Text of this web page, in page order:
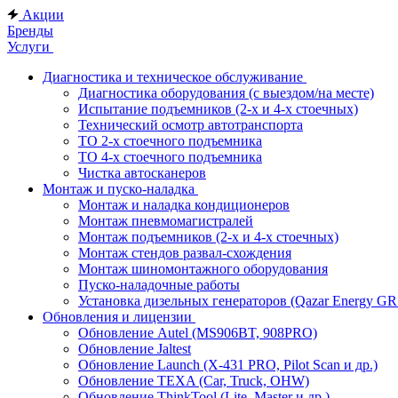
Акции
Бренды
Услуги
Диагностика и техническое обслуживание
Диагностика оборудования (с выездом/на месте)
Испытание подъемников (2-х и 4-х стоечных)
Технический осмотр автотранспорта
ТО 2-х стоечного подъемника
ТО 4-х стоечного подъемника
Чистка автосканеров
Монтаж и пуско-наладка
Монтаж и наладка кондиционеров
Монтаж пневмомагистралей
Монтаж подъемников (2-х и 4-х стоечных)
Монтаж стендов развал-схождения
Монтаж шиномонтажного оборудования
Пуско-наладочные работы
Установка дизельных генераторов (Qazar Energy
Обновления и лицензии
Обновление Autel (MS906BT, 908PRO)
Обновление Jaltest
Обновление Launch (X-431 PRO, Pilot Scan и др.)
Обновление TEXA (Car, Truck, OHW)